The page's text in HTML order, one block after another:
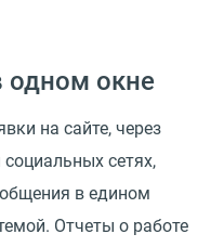
одном окне
на сайте, через
сетях,
в едином
Отчеты о работе